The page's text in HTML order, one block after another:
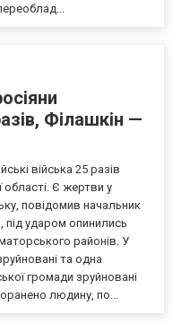
Філашкін —
війська 25 разів
області. Є жертви у
повідомив начальник
ударом опинились
районів. У
та одна
громади зруйновані
людину, по...